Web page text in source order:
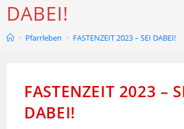
DABEI!
> Pfarrleben > FASTENZEIT 2023 – SEI DABEI!
FASTENZEIT 2023 –
DABEI!